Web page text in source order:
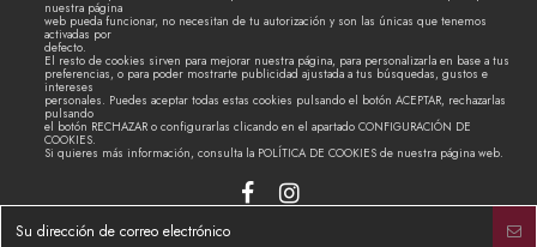
nuestra página
web pueda funcionar, no necesitan de tu autorización y son las únicas que tenemos
activadas por
defecto.
El resto de cookies sirven para mejorar nuestra página, para personalizarla en base a tus
preferencias, o para poder mostrarte publicidad ajustada a tus búsquedas, gustos e
intereses
personales. Puedes aceptar todas estas cookies pulsando el botón ACEPTAR, rechazarlas
pulsando
el botón RECHAZAR o configurarlas clicando en el apartado CONFIGURACIÓN DE
COOKIES.
Si quieres más información, consulta la POLÍTICA DE COOKIES de nuestra página web.